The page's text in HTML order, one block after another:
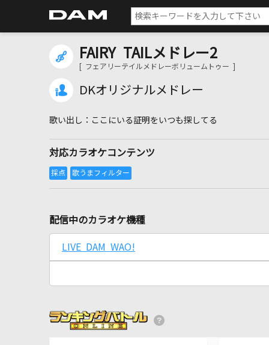
FAIRY TAILメドレー2
[ フェアリーテイルメドレーボリュームトゥー ]
DKオリジナルメドレー
ここにいる証明をいつも探してる
対応カラオケコンテンツ
配信中のカラオケ機種
LIVE DAM WAO!